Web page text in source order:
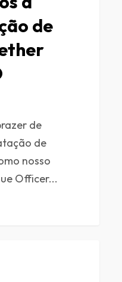
de
de
de
nosso
Officer...